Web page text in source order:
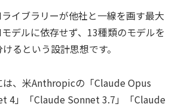
イブラリーが他社と一線を画す最大
デルに依存せず、13種類のモデルを
るという設計思想です。
、米Anthropicの「Claude Opus
4」「Claude Sonnet 3.7」「Claude